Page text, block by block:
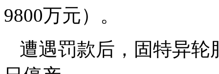
9800万元）。
遭遇罚款后，固特异轮